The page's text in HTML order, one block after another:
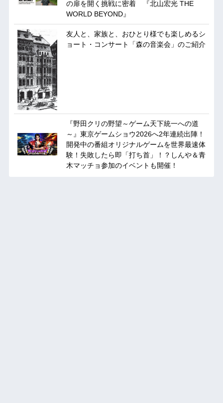
の扉を開く挑戦に密着 『北山宏光 THE
WORLD BEYOND』
友人と、家族と、おひとり様でも楽しめるシ
ョート・コンサート「森の音楽会」のご紹介
『野田クリの野望～ゲーム天下統一への道
～』東京ゲームショウ2026へ2年連続出陣！
開発中の番組オリジナルゲームを世界最速体
験！失敗したら即「打ち首」！？しんや＆青
木マッチョ参加のイベントも開催！